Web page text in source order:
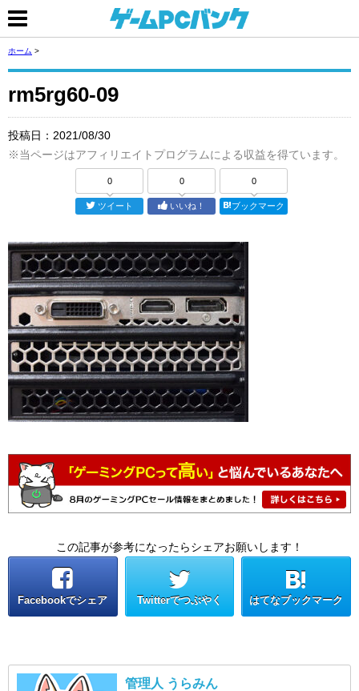
ホーム >
rm5rg60-09
投稿日： 2021/08/30
※当ページはアフィリエイトプログラムによる収益を得ています。
0
ツイート
0
いいね！
0
ブックマーク
この記事が参考になったらシェアお願いします！
Facebookでシェア Twitterでつぶやく はてなブックマーク
管理人 うらみん